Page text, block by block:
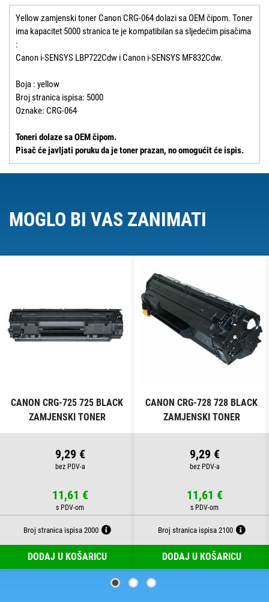
Yellow zamjenski toner Canon CRG-064 dolazi sa OEM čipom. Toner
ima kapacitet 5000 stranica te je kompatibilan sa sljedećim pisačima
:
Canon i-SENSYS LBP722Cdw i Canon i-SENSYS MF832Cdw.
Boja : yellow
Broj stranica ispisa: 5000
Oznake: CRG-064
Toneri dolaze sa OEM čipom.
Pisač će javljati poruku da je toner prazan, no omogućit će ispis.
MOGLO BI VAS ZANIMATI
CANON CRG-725 725 BLACK
ZAMJENSKI TONER
9,29 €
11,61 €
Broj stranica ispisa 2000
DODAJ U KOŠARICU
CANON CRG-728 728 BLACK
ZAMJENSKI TONER
9,29 €
11,61 €
Broj stranica ispisa 2100
DODAJ U KOŠARICU